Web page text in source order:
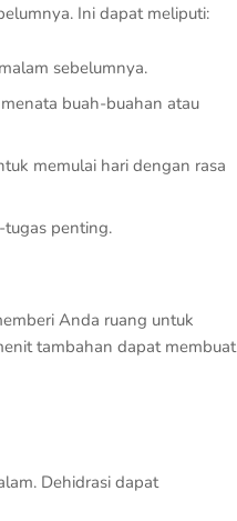
Ini dapat meliputi:
sebelumnya.
buah-buahan atau
memulai hari dengan rasa
penting.
Anda ruang untuk
tambahan dapat membuat
Dehidrasi dapat